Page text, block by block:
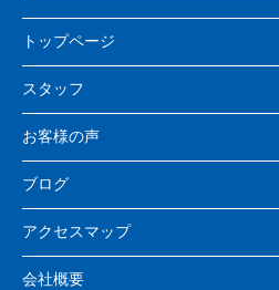
トップページ
スタッフ
お客様の声
ブログ
アクセスマップ
会社概要